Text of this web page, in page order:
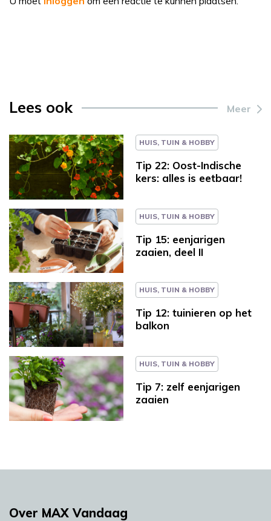
Lees ook Meer
HUIS, TUIN & HOBBY
Tip 22: Oost-Indische
kers: alles is eetbaar!
HUIS, TUIN & HOBBY
Tip 15: eenjarigen
zaaien, deel II
HUIS, TUIN & HOBBY
Tip 12: tuinieren op het
balkon
HUIS, TUIN & HOBBY
Tip 7: zelf eenjarigen
zaaien
Over MAX Vandaag